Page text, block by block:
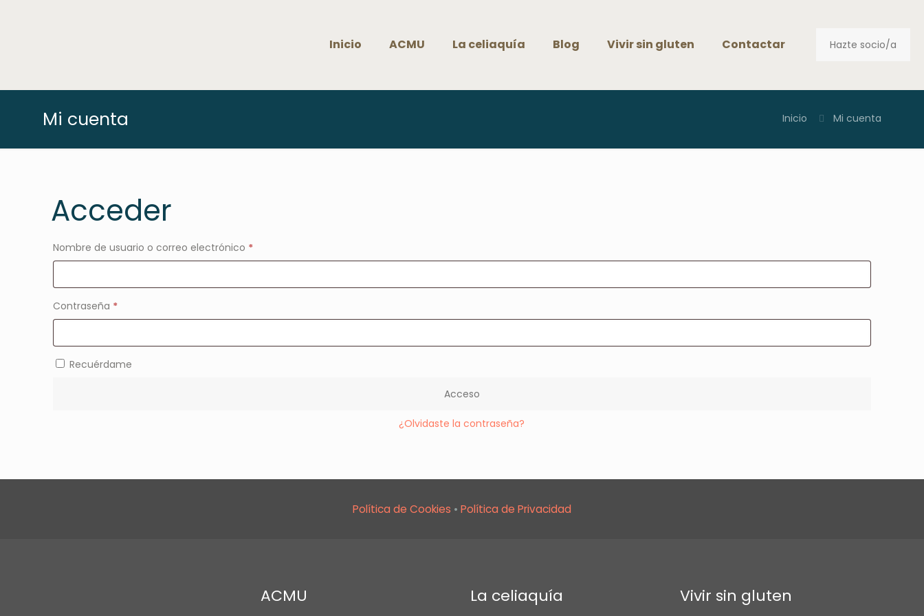
Inicio ACMU La celiaquía Blog Vivir sin gluten Contactar Hazte socio/a
Mi cuenta Inicio Mi cuenta
Acceder
Nombre de usuario o correo electrónico *Obligatorio
Contraseña *Obligatorio
Recuérdame
Acceso
¿Olvidaste la contraseña?
Política de Cookies • Política de Privacidad
ACMU La celiaquía Vivir sin gluten